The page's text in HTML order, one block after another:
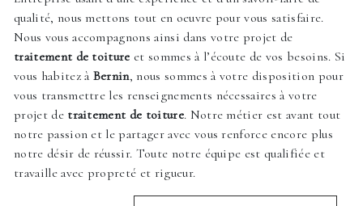
qualité, nous mettons tout en oeuvre pour vous satisfaire.
Nous vous accompagnons ainsi dans votre projet de
traitement de toiture et sommes à l’écoute de vos besoins. Si
vous habitez à Bernin, nous sommes à votre disposition pour
vous transmettre les renseignements nécessaires à votre
projet de traitement de toiture. Notre métier est avant tout
notre passion et le partager avec vous renforce encore plus
notre désir de réussir. Toute notre équipe est qualifiée et
travaille avec propreté et rigueur.